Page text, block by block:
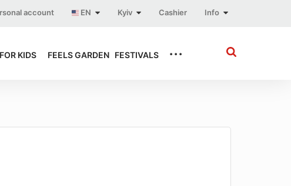
Info
Cashier
Kyiv
EN
account
FOR KIDS FEELS GARDEN FESTIVALS ...